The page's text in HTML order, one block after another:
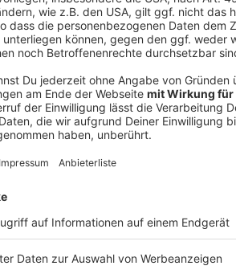
Die EP "Morgenrot", die noch in diesem
Moment zwischen Nacht und Tag,
Optimismus und der Kraft, wieder
selbst zu verlieren.
Anzeige
Anzeige